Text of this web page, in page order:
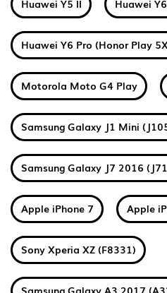
Huawei Y5 II Huawei
Huawei Y6 Pro (Honor Play
Motorola Moto G4 Play
Samsung Galaxy J1 Mini
Samsung Galaxy J7 2016
Apple iPhone 7 Apple
Sony Xperia XZ (F8331)
Samsung Galaxy A3 2017